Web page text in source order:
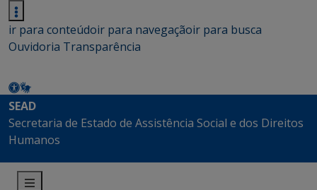
ir para conteúdoir para navegaçãoir para busca
Ouvidoria Transparência
SEAD
Secretaria de Estado de Assistência Social e dos Direitos
Humanos